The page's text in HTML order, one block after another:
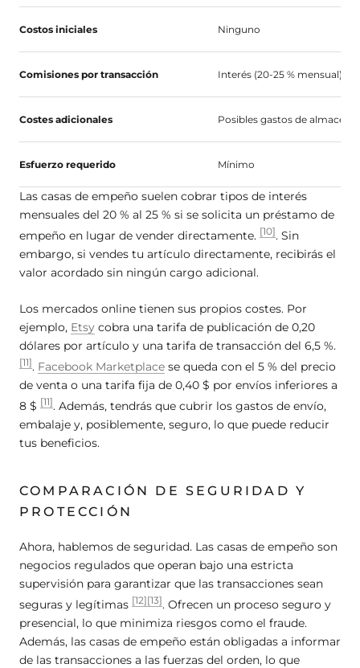
Costos iniciales Ninguno
Comisiones por transacción Interés (20-25 % mensual)
Costes adicionales Posibles gastos de
Esfuerzo requerido Mínimo
Las casas de empeño suelen cobrar tipos de interés
mensuales del 20 % al 25 % si se solicita un préstamo de
empeño en lugar de vender directamente. [10]. Sin
embargo, si vendes tu artículo directamente, recibirás el
valor acordado sin ningún cargo adicional.
Los mercados online tienen sus propios costes. Por
ejemplo, Etsy cobra una tarifa de publicación de 0,20
dólares por artículo y una tarifa de transacción del 6,5 %.
[11]. Facebook Marketplace se queda con el 5 % del precio
de venta o una tarifa fija de 0,40 $ por envíos inferiores a
8 $ [11]. Además, tendrás que cubrir los gastos de envío,
embalaje y, posiblemente, seguro, lo que puede reducir
tus beneficios.
COMPARACIÓN DE SEGURIDAD Y
PROTECCIÓN
Ahora, hablemos de seguridad. Las casas de empeño son
negocios regulados que operan bajo una estricta
supervisión para garantizar que las transacciones sean
seguras y legítimas [12] [13]. Ofrecen un proceso seguro y
presencial, lo que minimiza riesgos como el fraude.
Además, las casas de empeño están obligadas a informar
de las transacciones a las fuerzas del orden, lo que